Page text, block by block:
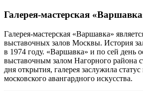
Галерея-мастерская
Галерея-мастерская «Варшавка»
выставочных залов Москвы. История
в 1974 году. «Варшавка» и по сей день
выставочным залом Нагорного района
дня открытия, галерея заслужила
московского авангардного искусства.